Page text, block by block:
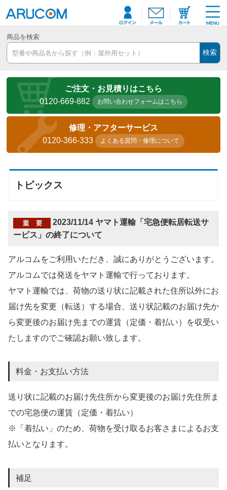
商品を検索
検索
ご注文・お見積りはこちら
0120-669-882
お問い合わせフォームはこちら
修理・アフターサービス
0120-366-333
よくある質問・修理について
トピックス
2023/11/14 ヤマト運輸「宅急便転居転送サ
ービス」の終了について
アルコムをご利用いただき、誠にありがとうございます。
アルコムでは発送をヤマト運輸で行っております。
ヤマト運輸では、荷物の送り状に記載された住所以外にお
届け先を変更（転送）する場合、送り状記載のお届け先か
ら変更後のお届け先までの運賃（定価・着払い）を収受い
たしますのでご確認お願い致します。
料金・お支払い方法
送り状に記載のお届け先住所から変更後のお届け先住所ま
での宅急便の運賃（定価・着払い）
※「着払い」のため、荷物を受け取るお客さまによるお支
払いとなります。
補足